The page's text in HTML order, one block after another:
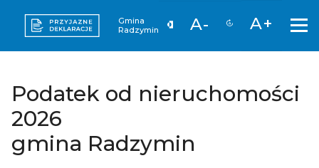
Gmina
Radzymin
A- A+
Podatek od nieruchomości
2026
gmina Radzymin